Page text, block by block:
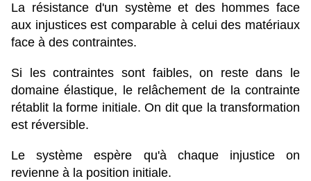
La résistance d'un système et des hommes face
aux injustices est comparable à celui des matériaux
face à des contraintes.
Si les contraintes sont faibles, on reste dans le
domaine élastique, le relâchement de la contrainte
rétablit la forme initiale. On dit que la transformation
est réversible.
Le système espère qu'à chaque injustice on
revienne à la position initiale.